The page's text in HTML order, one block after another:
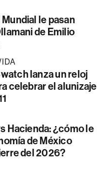
le pasan
de Emilio
lanza un reloj
celebrar el alunizaje
Hacienda: ¿cómo le
de México
del 2026?